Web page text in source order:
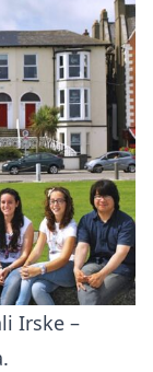
Irske –